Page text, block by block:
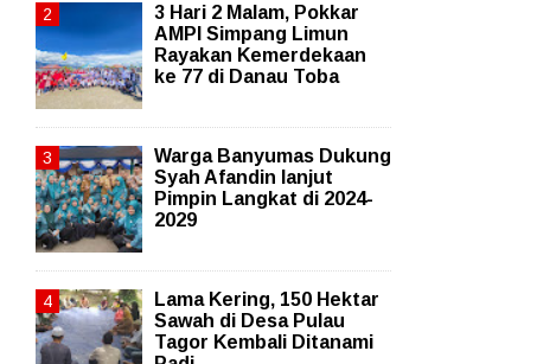
3 Hari 2 Malam, Pokkar
AMPI Simpang Limun
Rayakan Kemerdekaan
ke 77 di Danau Toba
Warga Banyumas Dukung
Syah Afandin lanjut
Pimpin Langkat di 2024-
2029
Lama Kering, 150 Hektar
Sawah di Desa Pulau
Tagor Kembali Ditanami